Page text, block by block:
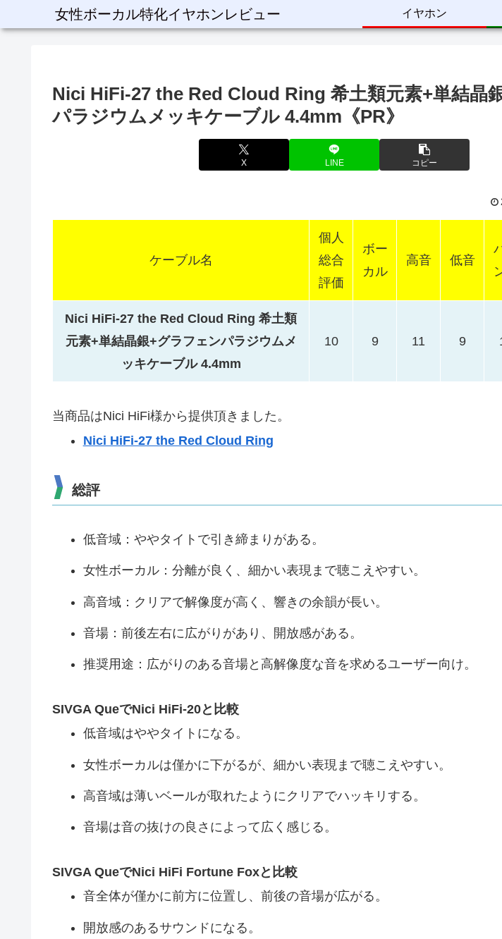
女性ボーカル特化イヤホンレビュー イヤホン
Nici HiFi-27 the Red Cloud Ring 希土類元素+単結晶
パラジウムメッキケーブル 4.4mm《PR》
X LINE コピー
ケーブル名
個人
総合
評価
ボー
カル
高音 低音
Nici HiFi-27 the Red Cloud Ring 希土類
元素+単結晶銀+グラフェンパラジウムメ
ッキケーブル 4.4mm
10 9 11 9
当商品はNici HiFi様から提供頂きました。
Nici HiFi-27 the Red Cloud Ring
総評
低音域：ややタイトで引き締まりがある。
女性ボーカル：分離が良く、細かい表現まで聴こえやすい。
高音域：クリアで解像度が高く、響きの余韻が長い。
音場：前後左右に広がりがあり、開放感がある。
推奨用途：広がりのある音場と高解像度な音を求めるユーザー向け。
SIVGA QueでNici HiFi-20と比較
低音域はややタイトになる。
女性ボーカルは僅かに下がるが、細かい表現まで聴こえやすい。
高音域は薄いベールが取れたようにクリアでハッキリする。
音場は音の抜けの良さによって広く感じる。
SIVGA QueでNici HiFi Fortune Foxと比較
音全体が僅かに前方に位置し、前後の音場が広がる。
開放感のあるサウンドになる。